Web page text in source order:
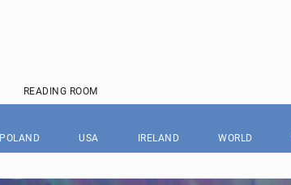
READING ROOM
POLAND USA IRELAND WORLD